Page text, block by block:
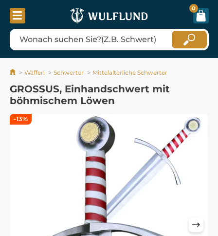
0
Waffen Schwerter Mittelalterliche Schwerter
GROSSUS, Einhandschwert mit
böhmischem Löwen
-13%